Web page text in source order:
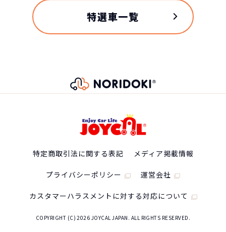
特選車一覧
特定商取引法に関する表記 メディア掲載情報
プライバシーポリシー 運営会社
カスタマーハラスメントに対する対応について
COPYRIGHT (C) 2026 JOYCAL JAPAN. ALL RIGHTS RESERVED.